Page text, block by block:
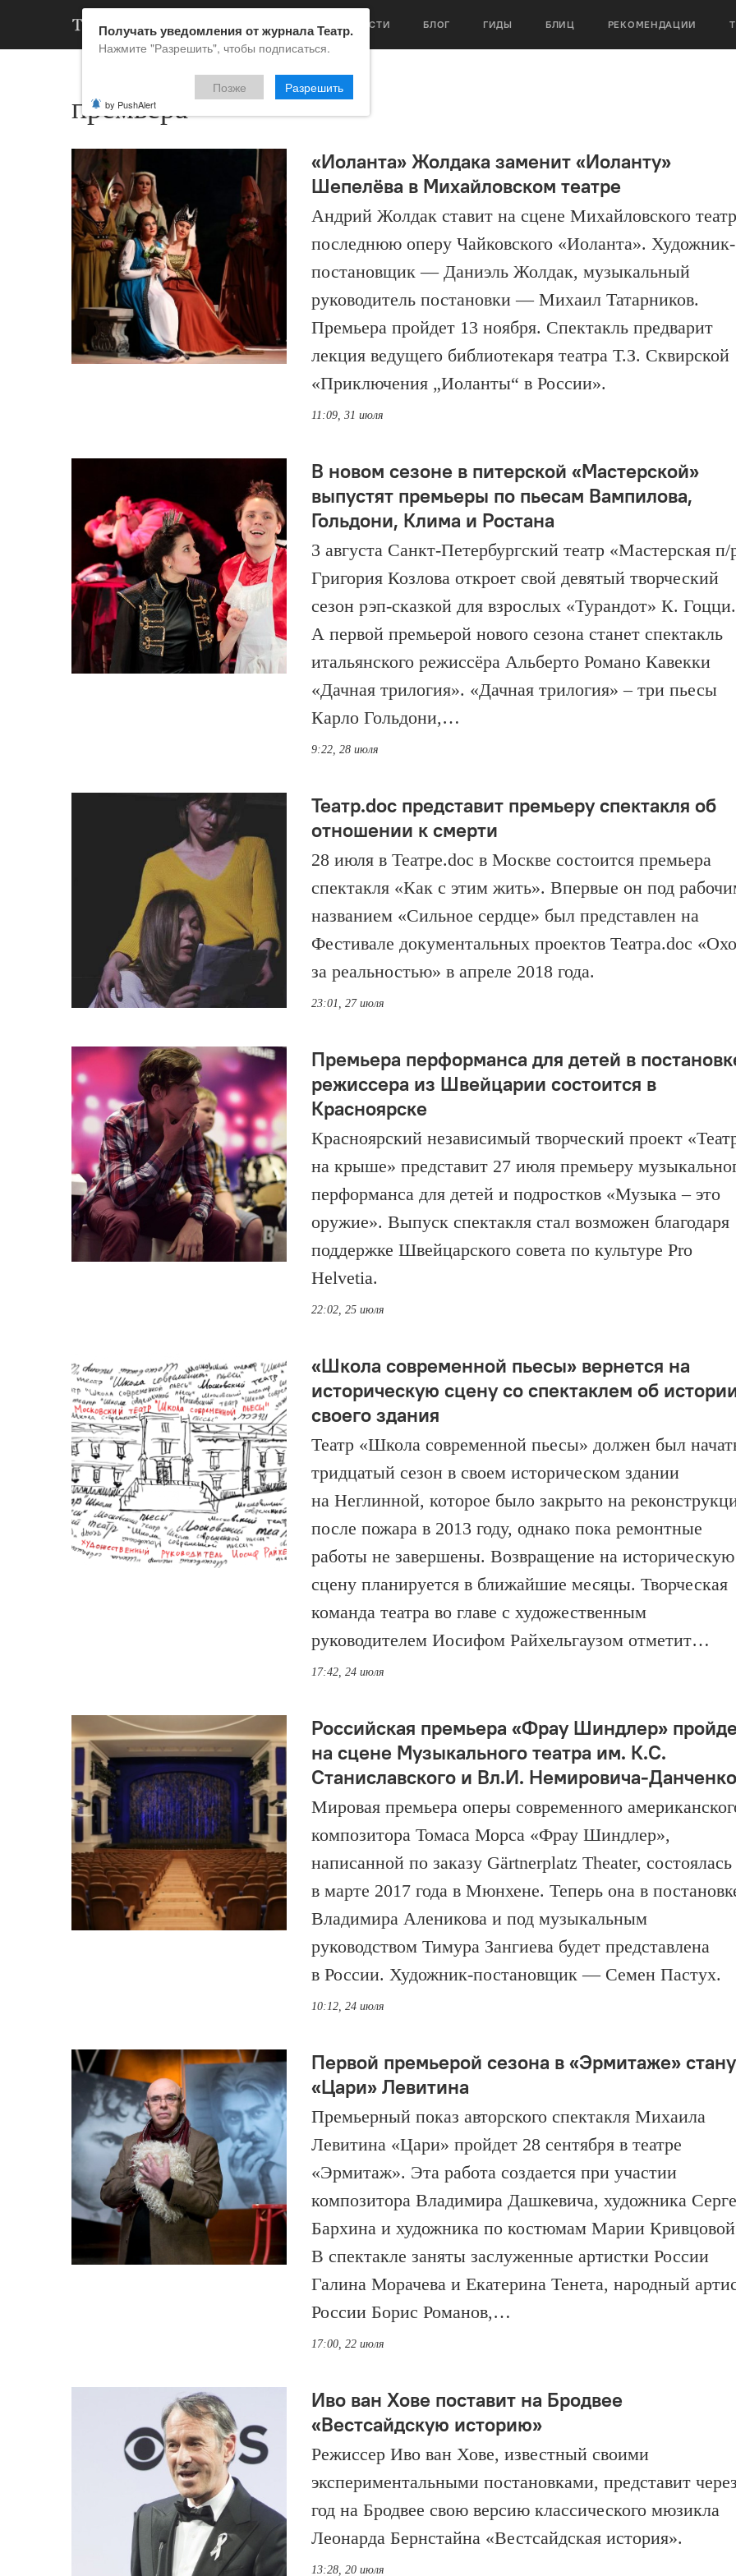
НОВОСТИ БЛОГ ГИДЫ БЛИЦ РЕКОМЕНДАЦИИ
премьера
«Иоланта» Жолдака заменит «Иоланту»
Шепелёва в Михайловском театре
Андрий Жолдак ставит на сцене Михайловского
последнюю оперу Чайковского «Иоланта». Художник-
постановщик — Даниэль Жолдак, музыкальный
руководитель постановки — Михаил Татарников.
Премьера пройдет 13 ноября. Спектакль предварит
лекция ведущего библиотекаря театра Т.З. Сквирской
«Приключения „Иоланты“ в России».
11:09, 31 июля
В новом сезоне в питерской «Мастерской»
выпустят премьеры по пьесам Вампилова,
Гольдони, Клима и Ростана
3 августа Санкт-Петербургский театр «Мастерская п/
Григория Козлова откроет свой девятый творческий
сезон рэп-сказкой для взрослых «Турандот» К. Гоцци.
А первой премьерой нового сезона станет спектакль
итальянского режиссёра Альберто Романо Кавекки
«Дачная трилогия». «Дачная трилогия» – три пьесы
Карло Гольдони,…
9:22, 28 июля
Театр.doc представит премьеру спектакля об
отношении к смерти
28 июля в Театре.doc в Москве состоится премьера
спектакля «Как с этим жить». Впервые он под
названием «Сильное сердце» был представлен на
Фестивале документальных проектов Театра.doc
за реальностью» в апреле 2018 года.
23:01, 27 июля
Премьера перформанса для детей в
режиссера из Швейцарии состоится в
Красноярске
Красноярский независимый творческий проект
на крыше» представит 27 июля премьеру
перформанса для детей и подростков «Музыка – это
оружие». Выпуск спектакля стал возможен благодаря
поддержке Швейцарского совета по культуре Pro
Helvetia.
22:02, 25 июля
«Школа современной пьесы» вернется на
историческую сцену со спектаклем об
своего здания
Театр «Школа современной пьесы» должен был
тридцатый сезон в своем историческом здании
на Неглинной, которое было закрыто на
после пожара в 2013 году, однако пока ремонтные
работы не завершены. Возвращение на историческую
сцену планируется в ближайшие месяцы. Творческая
команда театра во главе с художественным
руководителем Иосифом Райхельгаузом отметит…
17:42, 24 июля
Российская премьера «Фрау Шиндлер»
на сцене Музыкального театра им. К.С.
Станиславского и Вл.И. Немировича-Данченко
Мировая премьера оперы современного
композитора Томаса Морса «Фрау Шиндлер»,
написанной по заказу Gärtnerplatz Theater, состоялась
в марте 2017 года в Мюнхене. Теперь она в
Владимира Аленикова и под музыкальным
руководством Тимура Зангиева будет представлена
в России. Художник-постановщик — Семен Пастух.
10:12, 24 июля
Первой премьерой сезона в «Эрмитаже»
«Цари» Левитина
Премьерный показ авторского спектакля Михаила
Левитина «Цари» пройдет 28 сентября в театре
«Эрмитаж». Эта работа создается при участии
композитора Владимира Дашкевича, художника
Бархина и художника по костюмам Марии
В спектакле заняты заслуженные артистки России
Галина Морачева и Екатерина Тенета, народный
России Борис Романов,…
17:00, 22 июля
Иво ван Хове поставит на Бродвее
«Вестсайдскую историю»
Режиссер Иво ван Хове, известный своими
экспериментальными постановками, представит через
год на Бродвее свою версию классического мюзикла
Леонарда Бернстайна «Вестсайдская история».
13:28, 20 июля
Получать уведомления от журнала Театр.
Нажмите "Разрешить", чтобы подписаться.
Позже Разрешить
by PushAlert